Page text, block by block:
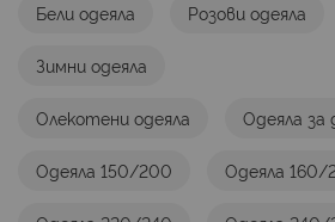
Бели одеяла Розови одеяла
Зимни одеяла
Олекотени одеяла Одеяла за
Одеяла 150/200 Одеяла 160/